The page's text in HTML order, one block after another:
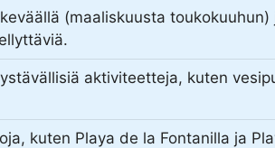
(maaliskuusta
aktiviteetteja, kuten
kuten Playa de la Fontanilla ja